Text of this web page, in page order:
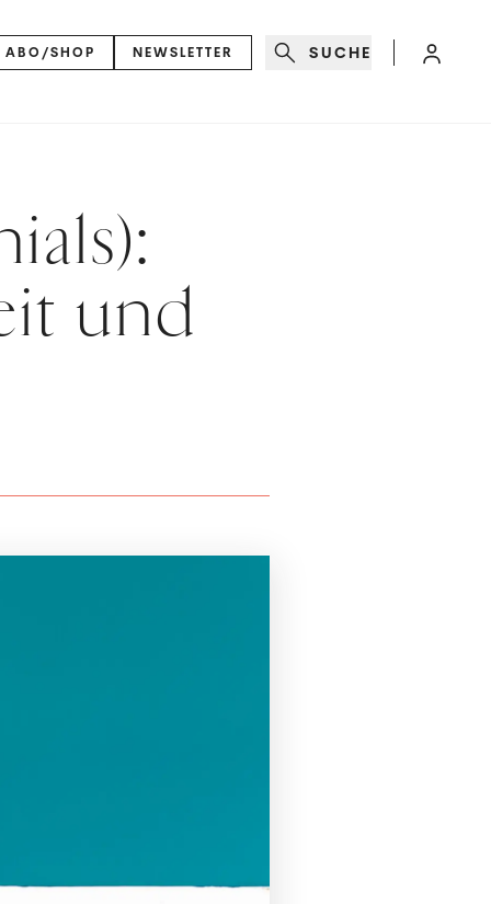
ABO/SHOP NEWSLETTER SUCHE
und